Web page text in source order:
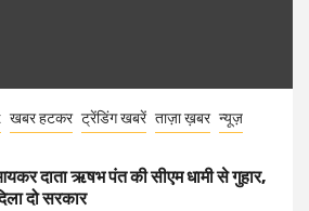
खबर हटकर ट्रेंडिंग खबरें ताज़ा ख़बर न्यूज़
दाता ऋषभ पंत की सीएम धामी से गुहार,
दो सरकार